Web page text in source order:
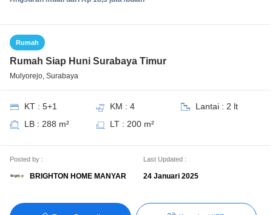
Rumah
Rumah Siap Huni Surabaya Timur
Mulyorejo, Surabaya
KT : 5+1 KM : 4
Lantai : 2 lt
LB : 288 m²
LT : 200 m²
Posted by :
BRIGHTON HOME MANYAR
Last Updated :
24 Januari 2025